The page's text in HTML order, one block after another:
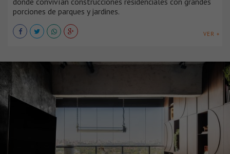
porciones de parques y jardines.
VER +